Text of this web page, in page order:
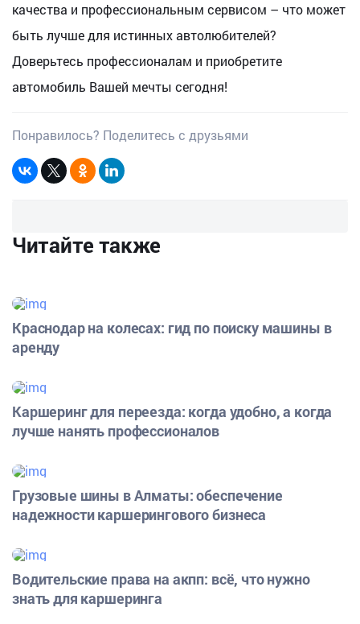
качества и профессиональным сервисом – что может
быть лучше для истинных автолюбителей?
Доверьтесь профессионалам и приобретите
автомобиль Вашей мечты сегодня!
Понравилось? Поделитесь с друзьями
Читайте также
Краснодар на колесах: гид по поиску машины в
аренду
Каршеринг для переезда: когда удобно, а когда
лучше нанять профессионалов
Грузовые шины в Алматы: обеспечение
надежности каршерингового бизнеса
Водительские права на акпп: всё, что нужно
знать для каршеринга